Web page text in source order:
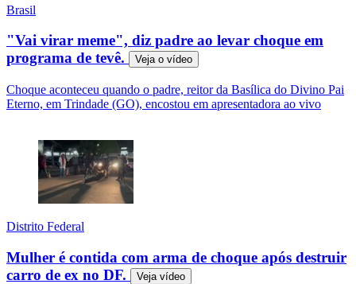
Brasil
"Vai virar meme", diz padre ao levar choque em
programa de tevê.
Veja o vídeo
Choque aconteceu quando o padre, reitor da Basílica do Divino Pai
Eterno, em Trindade (GO), encostou em apresentadora ao vivo
Distrito Federal
Mulher é contida com arma de choque após destruir
carro de ex no DF.
Veja vídeo